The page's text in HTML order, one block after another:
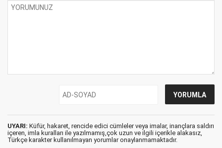
UYARI: Küfür, hakaret, rencide edici cümleler veya imalar, inançlara saldırı
içeren, imla kuralları ile yazılmamış,çok uzun ve ilgili içerikle alakasız,
Türkçe karakter kullanılmayan yorumlar onaylanmamaktadır.